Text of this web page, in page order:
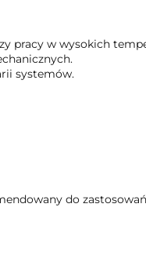
pracy w wysokich
systemów.
do